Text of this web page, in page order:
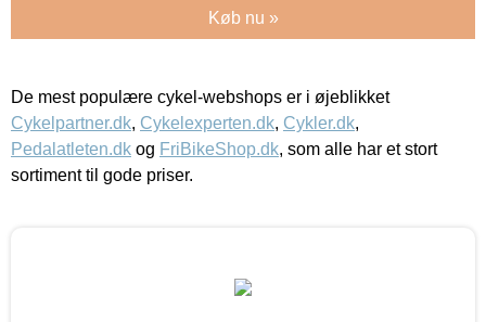
Køb nu »
De mest populære cykel-webshops er i øjeblikket
Cykelpartner.dk, Cykelexperten.dk, Cykler.dk,
Pedalatleten.dk og FriBikeShop.dk, som alle har et stort
sortiment til gode priser.